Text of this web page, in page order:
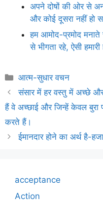
अपने दोषों की ओर से
और कोई दूसरा नहीं हो
हम आमोद-प्रमोद
से भीगता रहे, ऐसी
Categories
आत्म-सुधार वचन
संसार में हर वस्तु में अच्छे
हैं वे अच्छाई और जिन्हें केवल बुरा
करते हैं।
ईमानदार होने का अर्थ है-
acceptance
Action